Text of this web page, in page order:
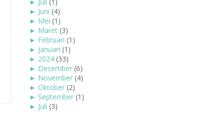
► Juli (1)
► Juni (4)
► Mei (1)
► Maret (3)
► Februari (1)
► Januari (1)
► 2024 (33)
► Desember (6)
► November (4)
► Oktober (2)
► September (1)
► Juli (3)